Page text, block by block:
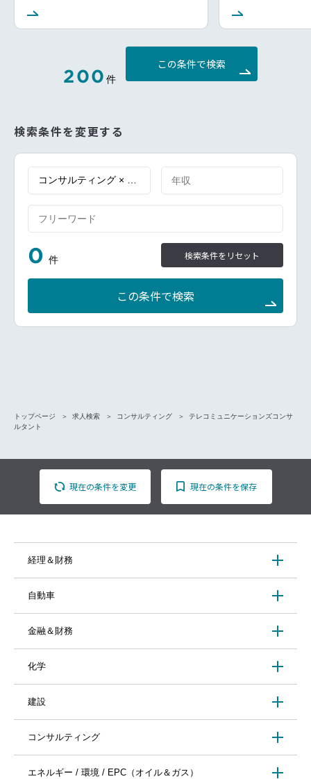
200 件
この条件で検索
検索条件を変更する
0 件
この条件で検索
検索条件をリセット
トップページ 求人検索 コンサルティング
テレコミュニケーションズコンサ
ルタント
現在の条件を変更 現在の条件を保存
経理＆財務
自動車
金融＆財務
化学
建設
コンサルティング
エネルギー / 環境 / EPC（オイル＆ガス）